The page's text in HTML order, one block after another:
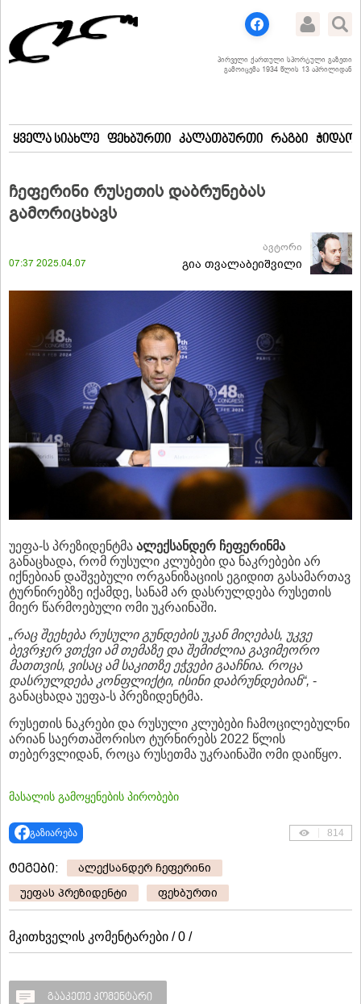
პირველი ქართული სპორტული გაზეთი
გამოიცემა 1934 წლის 13 აპრილიდან
ყველა სიახლე ფეხბურთი კალათბურთი რაგბი
ჩეფერინი რუსეთის დაბრუნებას
გამორიცხავს
07:37 2025.04.07
ავტორი
გია თვალაბეიშვილი
უეფა-ს პრეზიდენტმა ალექსანდერ ჩეფერინმა
განაცხადა, რომ რუსული კლუბები და ნაკრებები არ
იქნებიან დაშვებული ორგანიზაციის ეგიდით გასამართავ
ტურნირებზე იქამდე, სანამ არ დასრულდება რუსეთის
მიერ წარმოებული ომი უკრაინაში.
„რაც შეეხება რუსული გუნდების უკან მიღებას, უკვე
ბევრჯერ ვთქვი ამ თემაზე და შემიძლია გავიმეორო
მათთვის, ვისაც ამ საკითზე ეჭვები გააჩნია. როცა
დასრულდება კონფლიქტი, ისინი დაბრუნდებიან“, -
განაცხადა უეფა-ს პრეზიდენტმა.
რუსეთის ნაკრები და რუსული კლუბები ჩამოცილებულნი
არიან საერთაშორისო ტურნირებს 2022 წლის
თებერვლიდან, როცა რუსეთმა უკრაინაში ომი დაიწყო.
მასალის გამოყენების პირობები
გაზიარება 814
ტეგები:
ალექსანდერ ჩეფერინი
უეფას პრეზიდენტი
ფეხბურთი
მკითხველის კომენტარები / 0 /
გააკეთე კომენტარი